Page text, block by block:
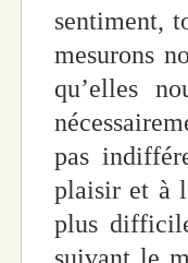
sentiment,
mesurons
qu’elles
pas
plaisir et à
plus
suivant le